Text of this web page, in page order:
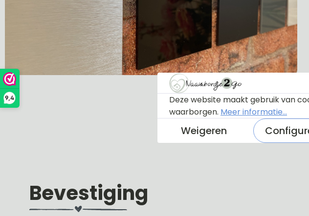
9,4
Bevestiging
Deze website maakt gebruik van
waarborgen. Meer informatie...
Weigeren